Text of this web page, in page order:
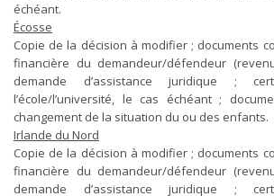
échéant.
Écosse
Copie de la décision à modifier ; documents
financière du demandeur/défendeur
demande d’assistance juridique ;
l’école/l’université, le cas échéant ;
changement de la situation du ou des enfants.
Irlande du Nord
Copie de la décision à modifier ; documents
financière du demandeur/défendeur
demande d’assistance juridique ;